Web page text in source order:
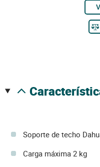
Soporte de techo
Carga máxima 2 kg